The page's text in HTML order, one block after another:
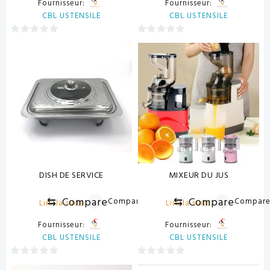
Fournisseur:
CBL USTENSILE
Fournisseur:
CBL USTENSILE
0
sur
DISH DE SERVICE
Lire la suite
⇆ CompareCompare
Fournisseur:
CBL USTENSILE
MIXEUR DU JUS
Lire la suite
⇆ Compare
Fournisseur:
CBL USTENSILE
0